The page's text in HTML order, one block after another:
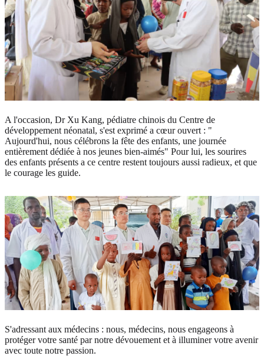
A l'occasion, Dr Xu Kang, pédiatre chinois du Centre de
développement néonatal, s'est exprimé a cœur ouvert : "
Aujourd'hui, nous célébrons la fête des enfants, une journée
entièrement dédiée à nos jeunes bien-aimés" Pour lui, les sourires
des enfants présents a ce centre restent toujours aussi radieux, et que
le courage les guide.
S'adressant aux médecins : nous, médecins, nous engageons à
protéger votre santé par notre dévouement et à illuminer votre avenir
avec toute notre passion.